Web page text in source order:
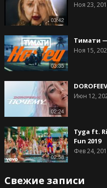
03:42
Ноя 23,
03:35
Тимати
Ноя 15,
02:24
Июн 12,
02:58
Tyga ft.
Fun 2019
Фев 24,
Свежие записи